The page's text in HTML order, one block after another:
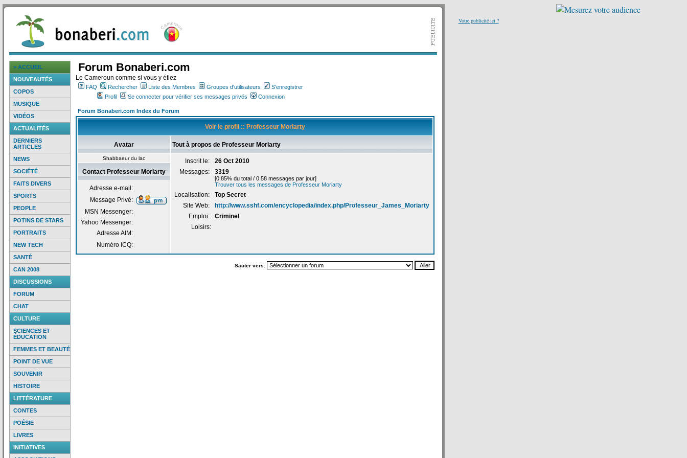
> ACCUEIL
NOUVEAUTÉS
COPOS
MUSIQUE
VIDÉOS
ACTUALITÉS
DERNIERS
ARTICLES
NEWS
SOCIÉTÉ
FAITS DIVERS
SPORTS
PEOPLE
POTINS DE STARS
PORTRAITS
NEW TECH
SANTÉ
CAN 2008
DISCUSSIONS
FORUM
CHAT
CULTURE
SCIENCES ET
ÉDUCATION
FEMMES ET BEAUTÉ
POINT DE VUE
SOUVENIR
HISTOIRE
LITTÉRATURE
CONTES
POÉSIE
LIVRES
INITIATIVES
Forum Bonaberi.com
Le Cameroun comme si vous y étiez
FAQ Rechercher Liste des Membres Groupes d'utilisateurs
S'enregistrer
Profil
Se connecter pour vérifier ses messages privés Connexion
Forum Bonaberi.com Index du Forum
Voir le profil :: Professeur Moriarty
Avatar Tout à propos de Professeur Moriarty
Shabbaeur du lac Inscrit le:
26 Oct 2010
Messages:
3319
[0.85% du total / 0.58 messages par jour]
Trouver tous les messages de Professeur Moriarty
Localisation:
Top Secret
Site Web:
http://www.sshf.com/encyclopedia/index.php/Professeur_James_Moriarty
Emploi:
Criminel
Loisirs:
Contact Professeur Moriarty
Adresse e-mail:
Message Privé:
MSN Messenger:
Yahoo Messenger:
Adresse AIM:
Numéro ICQ:
Sauter vers:
Votre publicité ici ?